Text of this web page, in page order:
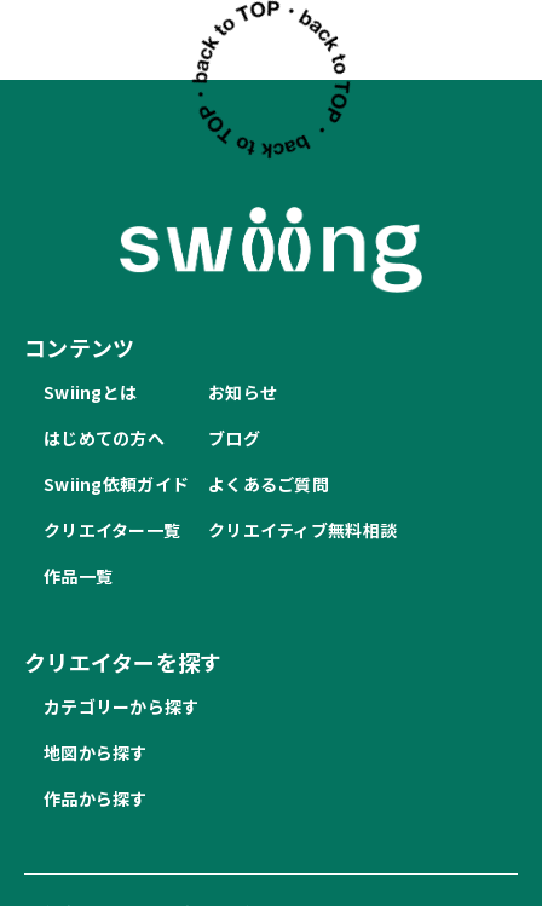
コンテンツ
Swiingとは
はじめての方へ
Swiing依頼ガイド
クリエイター一覧
作品一覧
お知らせ
ブログ
よくあるご質問
クリエイティブ無料相談
クリエイターを探す
カテゴリーから探す
地図から探す
作品から探す